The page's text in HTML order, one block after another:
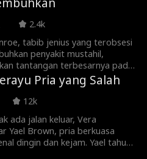
Sherly.
2.4k
tabib jenius yang terobsesi
penyakit mustahil,
tantangan terbesarnya pada
Julian—korban racun
Demi mempelajarinya, ia
ke istana sebagai pelayan.
tanpa ampun, namun justru
kesetiaan tak tergoyahkan.
kesepakatan
Pria yang Salah
12k
ada jalan keluar, Vera
Yael Brown, pria berkuasa
dingin dan kejam. Yael tahu